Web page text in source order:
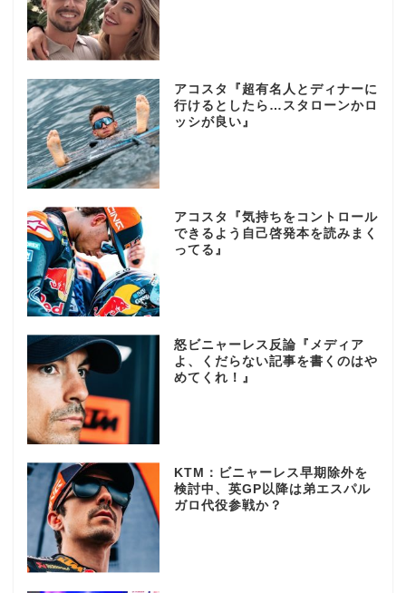
アコスタ『超有名人とディナーに
行けるとしたら…スタローンかロ
ッシが良い』
アコスタ『気持ちをコントロール
できるよう自己啓発本を読みまく
ってる』
怒ビニャーレス反論『メディア
よ、くだらない記事を書くのはや
めてくれ！』
KTM：ビニャーレス早期除外を
検討中、英GP以降は弟エスパル
ガロ代役参戦か？